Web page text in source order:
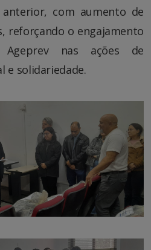
com aumento de
reforçando o engajamento
nas ações de
e solidariedade.